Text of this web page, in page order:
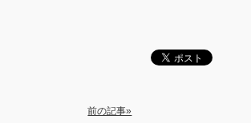
前の記事»